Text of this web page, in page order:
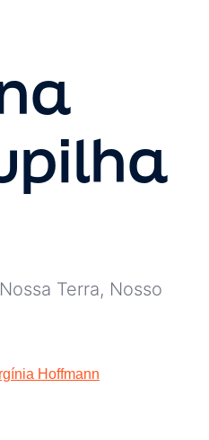
Terra, Nosso
Hoffmann